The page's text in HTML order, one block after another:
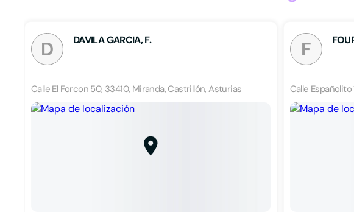
D DAVILA GARCIA, F.
Calle El Forcon 50, 33410, Miranda, Castrillón, Asturias
F
Calle Españolito